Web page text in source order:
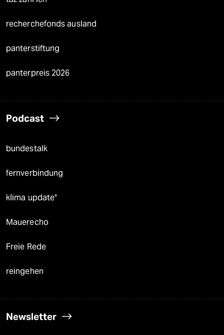
recherchefonds ausland
panterstiftung
panterpreis 2026
Podcast
bundestalk
fernverbindung
klima update°
Mauerecho
Freie Rede
reingehen
Newsletter